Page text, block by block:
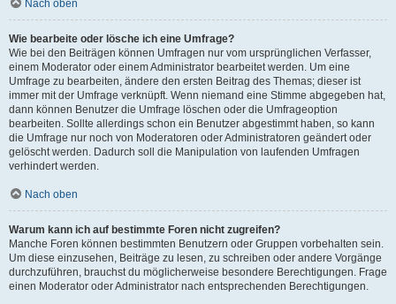
Nach oben
Wie bearbeite oder lösche ich eine Umfrage?
Wie bei den Beiträgen können Umfragen nur vom ursprünglichen Verfasser,
einem Moderator oder einem Administrator bearbeitet werden. Um eine
Umfrage zu bearbeiten, ändere den ersten Beitrag des Themas; dieser ist
immer mit der Umfrage verknüpft. Wenn niemand eine Stimme abgegeben hat,
dann können Benutzer die Umfrage löschen oder die Umfrageoption
bearbeiten. Sollte allerdings schon ein Benutzer abgestimmt haben, so kann
die Umfrage nur noch von Moderatoren oder Administratoren geändert oder
gelöscht werden. Dadurch soll die Manipulation von laufenden Umfragen
verhindert werden.
Nach oben
Warum kann ich auf bestimmte Foren nicht zugreifen?
Manche Foren können bestimmten Benutzern oder Gruppen vorbehalten sein.
Um diese einzusehen, Beiträge zu lesen, zu schreiben oder andere Vorgänge
durchzuführen, brauchst du möglicherweise besondere Berechtigungen. Frage
einen Moderator oder Administrator nach entsprechenden Berechtigungen.